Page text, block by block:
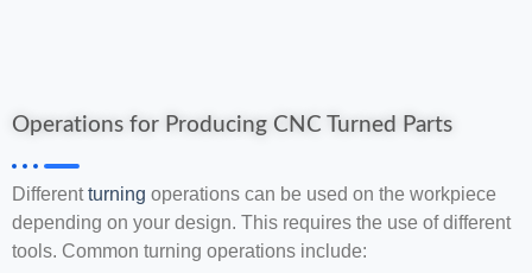
Operations for Producing CNC Turned Parts
Differentturning operations can be used on the workpiece
depending on your design. This requires the use of different
tools. Common turning operations include: